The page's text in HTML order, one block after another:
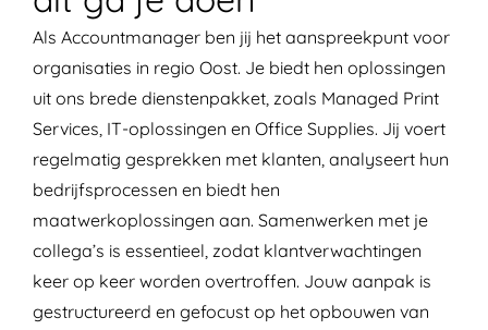
Als Accountmanager ben jij het aanspreekpunt voor
organisaties in regio Oost. Je biedt hen oplossingen
uit ons brede dienstenpakket, zoals Managed Print
Services, IT-oplossingen en Office Supplies. Jij voert
regelmatig gesprekken met klanten, analyseert hun
bedrijfsprocessen en biedt hen
maatwerkoplossingen aan. Samenwerken met je
collega’s is essentieel, zodat klantverwachtingen
keer op keer worden overtroffen. Jouw aanpak is
gestructureerd en gefocust op het opbouwen van